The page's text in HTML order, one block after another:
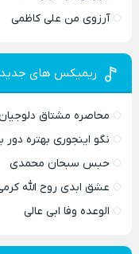
آرزوی من علی کاظمی
ریمیکس های جدید
محاصره مشتاق دلوجیان
نگو اینجوری بهتره
حبس سبحان محمدی
عشق ابدی روح الله
الوعده وفا ابی عالی